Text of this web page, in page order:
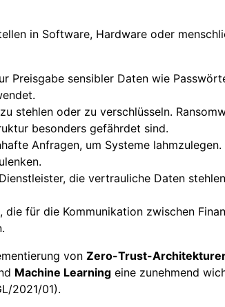
in Software, Hardware oder
Preisgabe sensibler Daten wie
stehlen oder zu verschlüsseln.
besonders gefährdet sind.
Anfragen, um Systeme
die vertrauliche Daten
für die Kommunikation zwischen
von Zero-Trust-
Machine Learning eine zunehmend
2021/01).